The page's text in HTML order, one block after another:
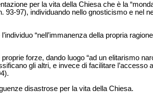
per la vita della Chiesa che è la
93-97), individuando nello gnosticismo e nel
“nell’immanenza della propria
forze, dando luogo “ad un elitarismo
gli altri, e invece di facilitare l’accesso
disastrose per la vita della Chiesa.